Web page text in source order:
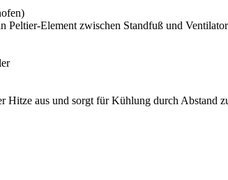
Peltier-Element zwischen Standfuß und
Hitze aus und sorgt für Kühlung durch Abstand